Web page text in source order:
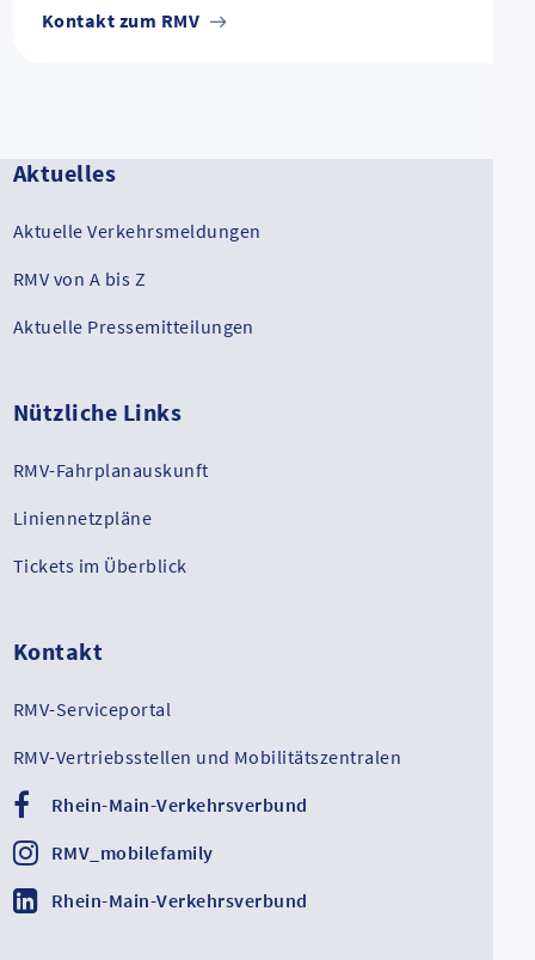
Kontakt zum RMV
Aktuelles
Aktuelle Verkehrsmeldungen
RMV von A bis Z
Aktuelle Pressemitteilungen
Nützliche Links
RMV-Fahrplanauskunft
Liniennetzpläne
Tickets im Überblick
Kontakt
RMV-Serviceportal
RMV-Vertriebsstellen und Mobilitätszentralen
Rhein-Main-Verkehrsverbund
RMV_mobilefamily
Rhein-Main-Verkehrsverbund